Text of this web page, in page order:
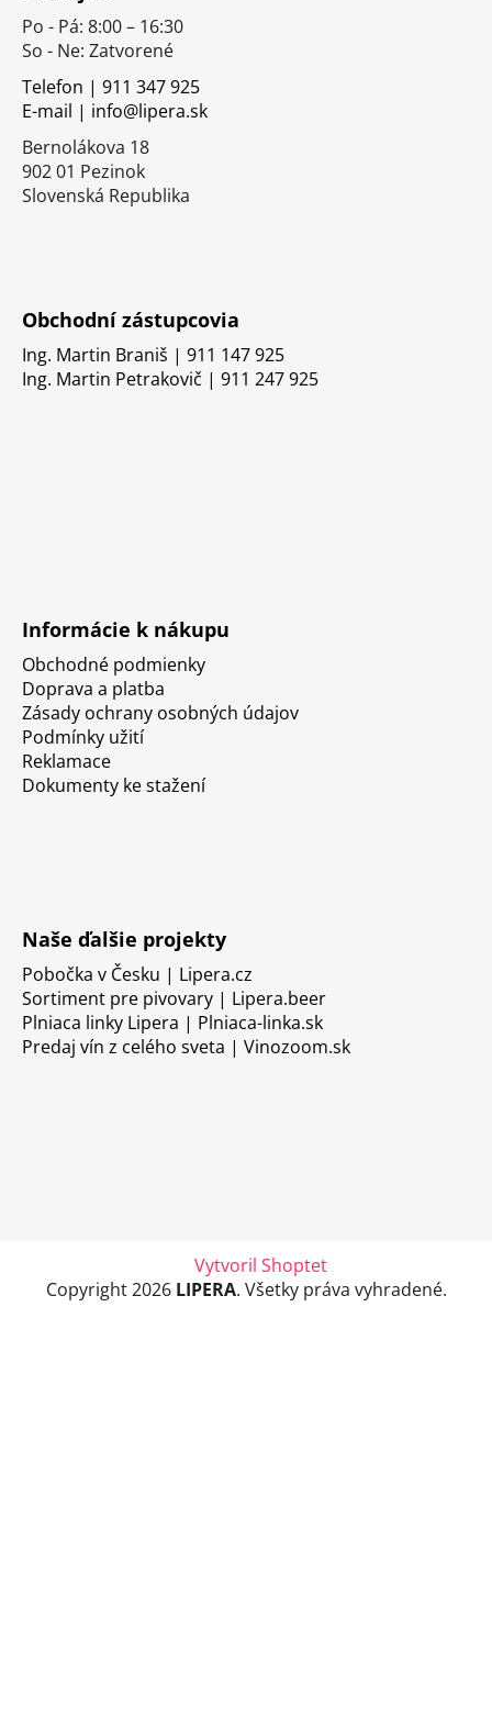
Po - Pá: 8:00 – 16:30
So - Ne: Zatvorené
Telefon | 911 347 925
E-mail | info@lipera.sk
Bernolákova 18
902 01 Pezinok
Slovenská Republika
Obchodní zástupcovia
Ing. Martin Braniš | 911 147 925
Ing. Martin Petrakovič | 911 247 925
Informácie k nákupu
Obchodné podmienky
Doprava a platba
Zásady ochrany osobných údajov
Podmínky užití
Reklamace
Dokumenty ke stažení
Naše ďalšie projekty
Pobočka v Česku | Lipera.cz
Sortiment pre pivovary | Lipera.beer
Plniaca linky Lipera | Plniaca-linka.sk
Predaj vín z celého sveta | Vinozoom.sk
Vytvoril Shoptet
Copyright 2026 LIPERA. Všetky práva vyhradené.